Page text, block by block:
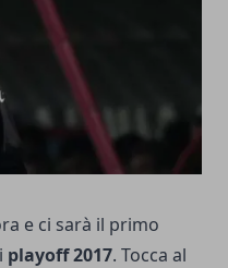
e ci sarà il primo
playoff 2017. Tocca al